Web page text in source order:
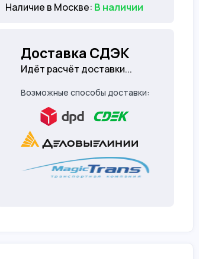
Наличие в Москве: В наличии
Доставка СДЭК
Идёт расчёт доставки...
Возможные способы доставки: